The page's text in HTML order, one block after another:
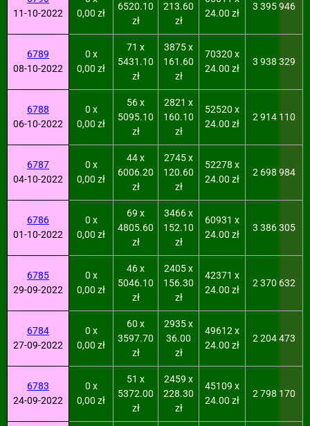
11-10-2022
0,00 zł
6520.10
zł
213.60
zł
24.00 zł
3 395 946
6789
08-10-2022
0 x
0,00 zł
71 x
5431.10
zł
3875 x
161.60
zł
70320 x
24.00 zł
3 938 329
6788
06-10-2022
0 x
0,00 zł
56 x
5095.10
zł
2821 x
160.10
zł
52520 x
24.00 zł
2 914 110
6787
04-10-2022
0 x
0,00 zł
44 x
6006.20
zł
2745 x
120.60
zł
52278 x
24.00 zł
2 698 984
6786
01-10-2022
0 x
0,00 zł
69 x
4805.60
zł
3466 x
152.10
zł
60931 x
24.00 zł
3 386 305
6785
29-09-2022
0 x
0,00 zł
46 x
5046.10
zł
2405 x
156.30
zł
42371 x
24.00 zł
2 370 632
6784
27-09-2022
0 x
0,00 zł
60 x
3597.70
zł
2935 x
36.00
zł
49612 x
24.00 zł
2 204 473
6783
24-09-2022
0 x
0,00 zł
51 x
5372.00
zł
2459 x
228.30
zł
45109 x
24.00 zł
2 798 170